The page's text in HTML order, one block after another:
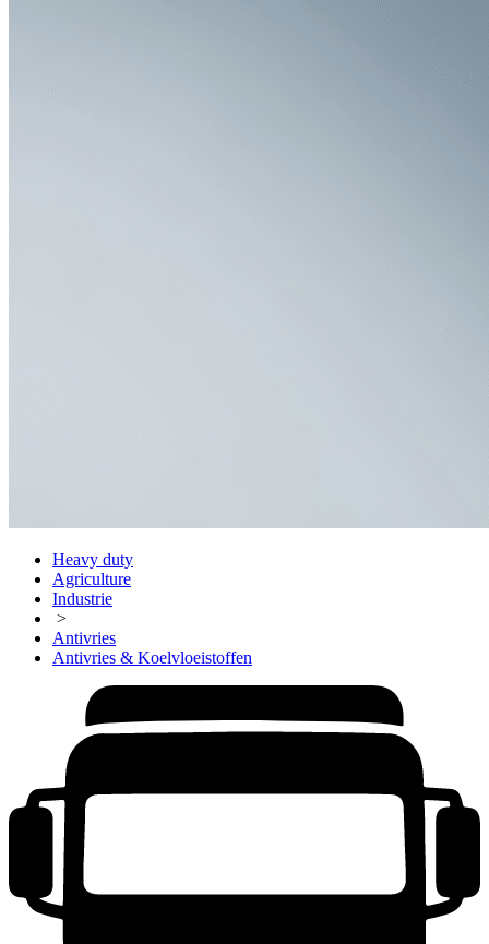
Heavy duty
Agriculture
Industrie
>
Antivries
Antivries & Koelvloeistoffen